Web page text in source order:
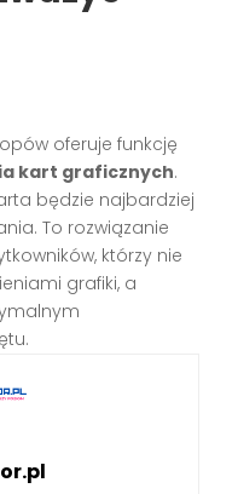
oferuje funkcję
kart graficznych.
będzie najbardziej
To rozwiązanie
którzy nie
grafiki, a